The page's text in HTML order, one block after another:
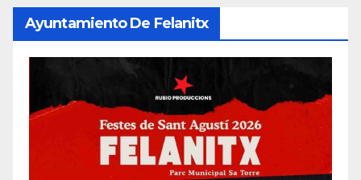
Ayuntamiento De Felanitx